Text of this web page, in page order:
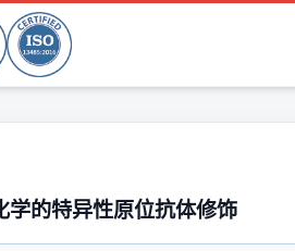
学的特异性原位抗体修饰